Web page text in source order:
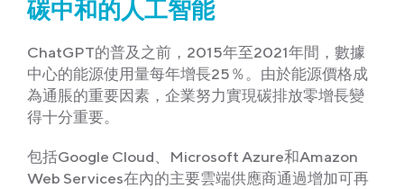
碳中和的人工智能
ChatGPT的普及之前，2015年至2021年間，數據
中心的能源使用量每年增長25％。由於能源價格成
為通脹的重要因素，企業努力實現碳排放零增長變
得十分重要。
包括Google Cloud、Microsoft Azure和Amazon
Web Services在內的主要雲端供應商通過增加可再